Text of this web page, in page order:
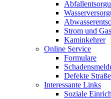
Strom und Gas
Kaminkehrer
Online Service
Formulare
Defekte
Interessante Links
Soziale